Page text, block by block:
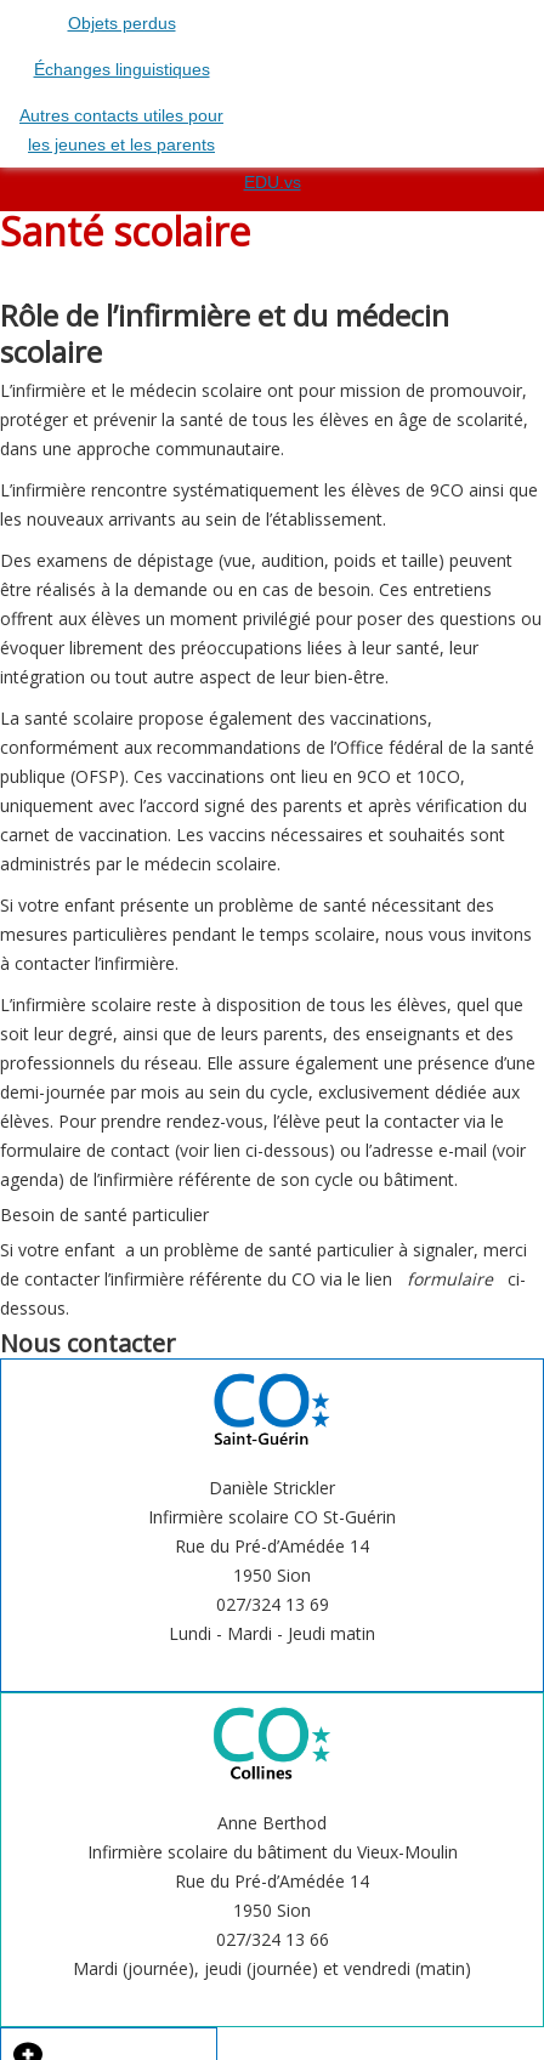
Objets perdus
Échanges linguistiques
Autres contacts utiles pour
les jeunes et les parents
EDU.vs
Santé scolaire
Rôle de l’infirmière et du médecin
scolaire
L’infirmière et le médecin scolaire ont pour mission de promouvoir,
protéger et prévenir la santé de tous les élèves en âge de scolarité,
dans une approche communautaire.
L’infirmière rencontre systématiquement les élèves de 9CO ainsi que
les nouveaux arrivants au sein de l’établissement.
Des examens de dépistage (vue, audition, poids et taille) peuvent
être réalisés à la demande ou en cas de besoin. Ces entretiens
offrent aux élèves un moment privilégié pour poser des questions ou
évoquer librement des préoccupations liées à leur santé, leur
intégration ou tout autre aspect de leur bien-être.
La santé scolaire propose également des vaccinations,
conformément aux recommandations de l’Office fédéral de la santé
publique (OFSP). Ces vaccinations ont lieu en 9CO et 10CO,
uniquement avec l’accord signé des parents et après vérification du
carnet de vaccination. Les vaccins nécessaires et souhaités sont
administrés par le médecin scolaire.
Si votre enfant présente un problème de santé nécessitant des
mesures particulières pendant le temps scolaire, nous vous invitons
à contacter l’infirmière.
L’infirmière scolaire reste à disposition de tous les élèves, quel que
soit leur degré, ainsi que de leurs parents, des enseignants et des
professionnels du réseau. Elle assure également une présence d’une
demi-journée par mois au sein du cycle, exclusivement dédiée aux
élèves. Pour prendre rendez-vous, l’élève peut la contacter via le
formulaire de contact (voir lien ci-dessous) ou l’adresse e-mail (voir
agenda) de l’infirmière référente de son cycle ou bâtiment.
Besoin de santé particulier
Si votre enfant a un problème de santé particulier à signaler, merci
de contacter l’infirmière référente du CO via le lien formulaire ci-
dessous.
Nous contacter
Danièle Strickler
Infirmière scolaire CO St-Guérin
Rue du Pré-d’Amédée 14
1950 Sion
027/324 13 69
Lundi - Mardi - Jeudi matin
Anne Berthod
Infirmière scolaire du bâtiment du Vieux-Moulin
Rue du Pré-d’Amédée 14
1950 Sion
027/324 13 66
Mardi (journée), jeudi (journée) et vendredi (matin)